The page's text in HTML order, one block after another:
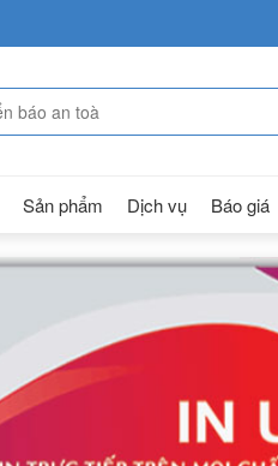
Sản phẩm Dịch vụ Báo giá